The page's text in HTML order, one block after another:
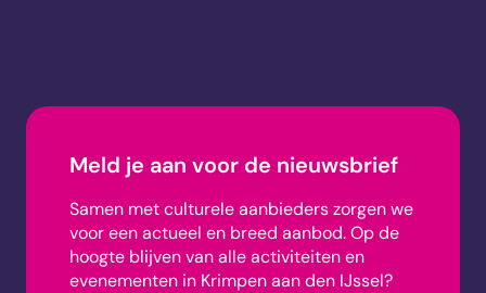
Meld je aan voor de nieuwsbrief
Samen met culturele aanbieders zorgen we
voor een actueel en breed aanbod.Op de
hoogte blijven van alle activiteiten en
evenementen in Krimpen aan den IJssel?